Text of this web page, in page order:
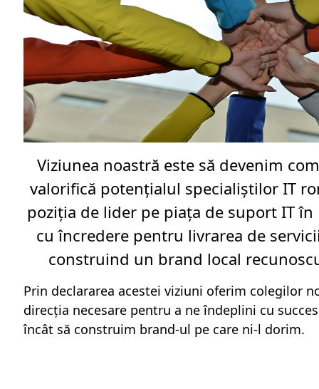
Viziunea noastră este să devenim
valorifică potențialul specialiștilor IT
poziția de lider pe piața de suport IT în
cu încredere pentru livrarea de
construind un brand local
Prin declararea acestei viziuni oferim colegilor
direcția necesare pentru a ne îndeplini cu
încât să construim brand-ul pe care ni-l dorim.